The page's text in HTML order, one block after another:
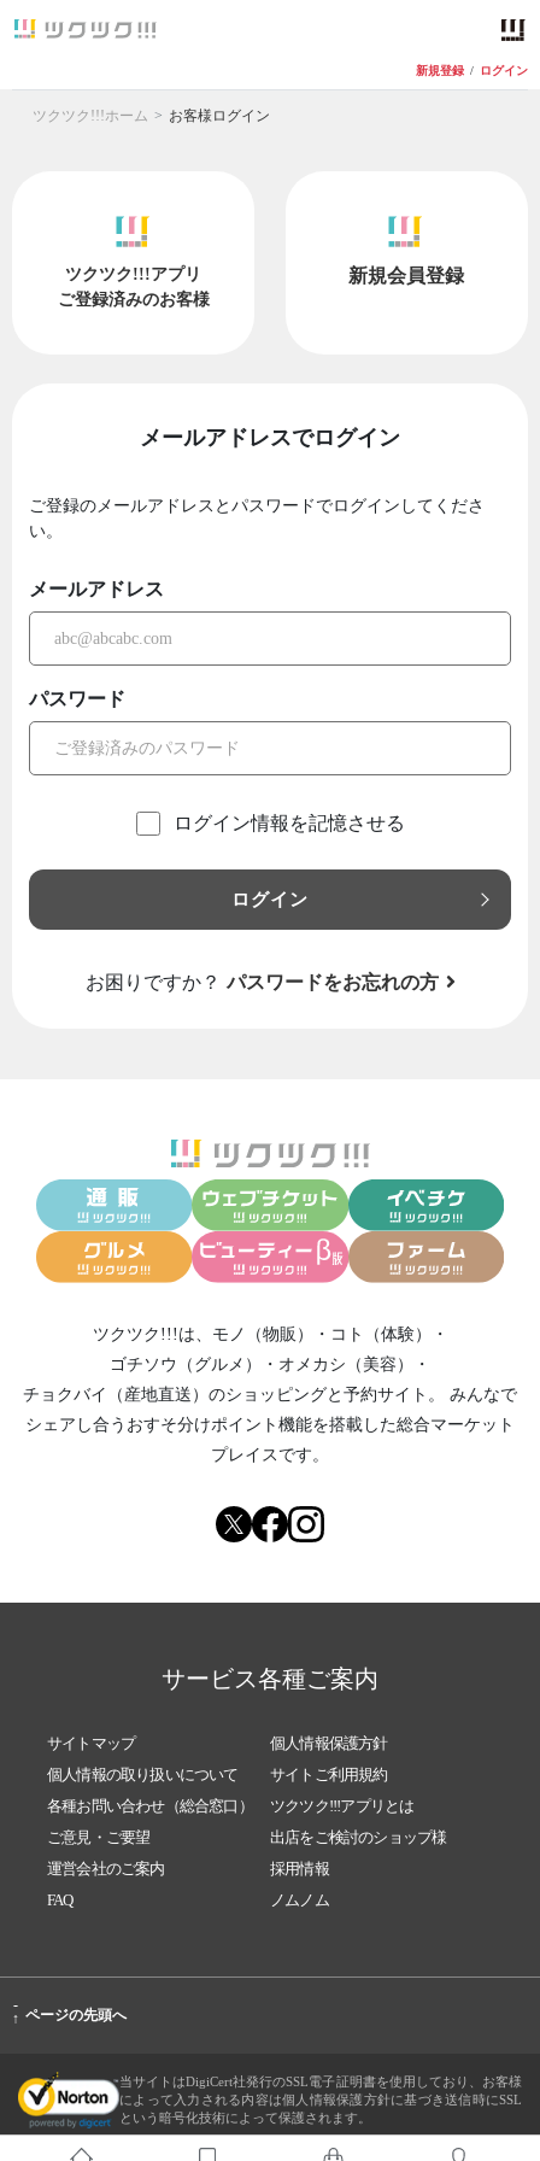
新規登録 / ログイン
ツクツク!!!ホーム お客様ログイン
ツクツク!!!アプリ
ご登録済みのお客様
新規会員登録
メールアドレスでログイン
ご登録のメールアドレスとパスワードでログインしてくださ
い。
メールアドレス
パスワード
ログイン情報を記憶させる
ログイン
お困りですか？ パスワードをお忘れの方
ツクツク!!!は、 モノ（物販） ・ コト（体験）
・
ゴチソウ（グルメ）
・ オメカシ（美容）
・
チョクバイ（産地直送） のショッピングと予約サイト。
みんなで
シェアし合う おすそ分けポイント機能を搭載した総合マーケット
プレイスです。
サービス各種ご案内
サイトマップ
個人情報保護方針
個人情報の取り扱いについて
サイトご利用規約
各種お問い合わせ（総合窓口）
ツクツク!!!アプリとは
ご意見・ご要望
出店をご検討のショップ様
運営会社のご案内
採用情報
FAQ
ノムノム
-
↑ ページの先頭へ
当サイトはDigiCert社発行のSSL電子証明書を使用しており、お客様
によって入力される内容は個人情報保護方針に基づき送信時にSSL
という暗号化技術によって保護されます。